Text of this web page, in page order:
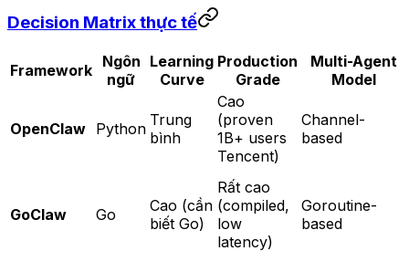
Decision Matrix thực tế
Framework Ngôn
ngữ
Learning
Curve
Production
Grade
Multi-Agent
Model
OpenClaw Python Trung
bình
Cao
(proven
1B+ users
Tencent)
Channel-
based
GoClaw Go
Cao (cần
biết Go)
Rất cao
(compiled,
low
latency)
Goroutine-
based